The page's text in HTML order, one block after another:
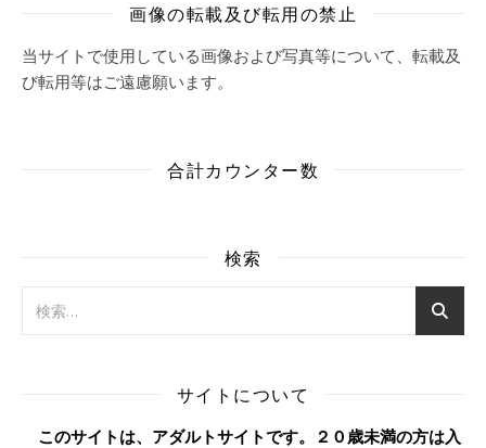
画像の転載及び転用の禁止
当サイトで使用している画像および写真等について、転載及
び転用等はご遠慮願います。
合計カウンター数
検索
サイトについて
このサイトは、アダルトサイトです。２０歳未満の方は入